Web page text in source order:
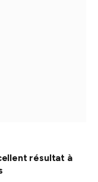
résultat à